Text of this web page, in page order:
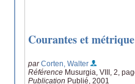
Courantes et
parCorten, Walter
Référence Musurgia, VIII, 2,
Publication Publié, 2001